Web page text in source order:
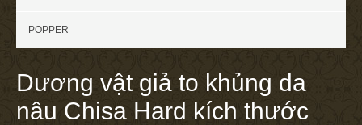
POPPER
Dương vật giả to khủng da
nâu Chisa Hard kích thước